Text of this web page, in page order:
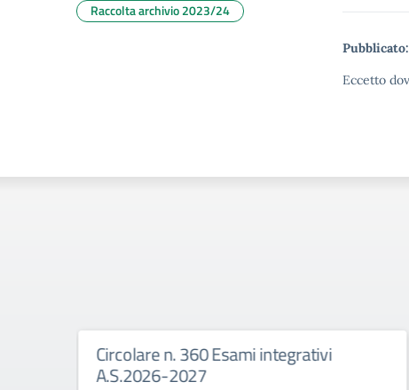
Pubblicato:
Eccetto
Raccolta archivio 2023/24
Circolare n. 360 Esami integrativi
A.S.2026-2027